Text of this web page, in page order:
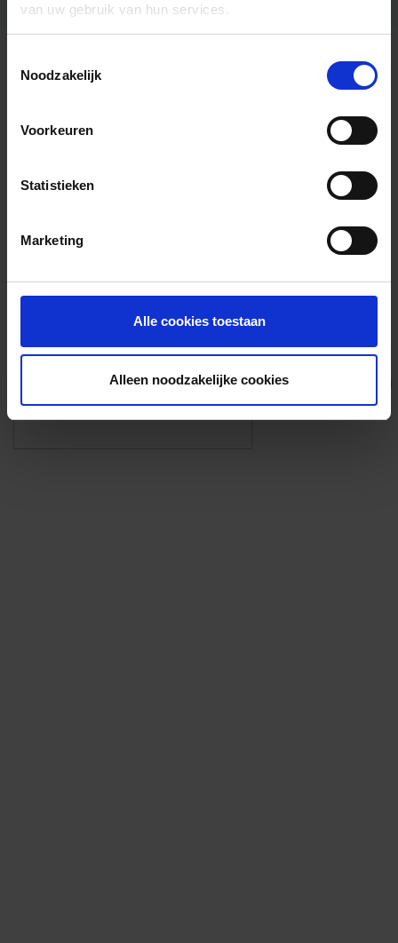
van uw gebruik van hun services.
Noodzakelijk
Voorkeuren
Statistieken
Marketing
Alle cookies toestaan
Alleen noodzakelijke cookies
Algemene informatie
Foto’s ({{photos.length}})
Eigen foto’s